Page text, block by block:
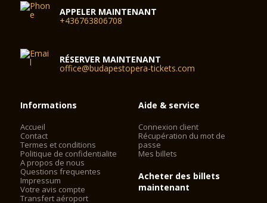
APPELER MAINTENANT
+436763806708
RÉSERVER MAINTENANT
office@budapestopera-tickets.com
Informations
Accueil
Contact
Termes et conditions
Politique de confidentialite
A propos de nous
Questions frequentes
Impressum
Votre avis compte
Transfert aéroport
Aide & service
Connexion client
Récupération du mot de
passe
Mes billets
Acheter des billets
maintenant